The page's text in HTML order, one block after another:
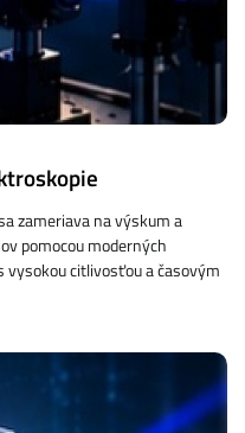
zameriava na výskum a
pomocou moderných
citlivosťou a časovým